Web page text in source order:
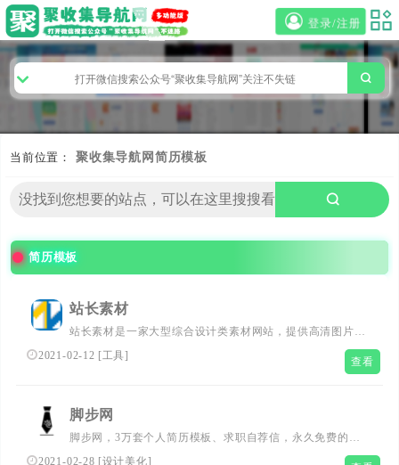
登录/注册
当前位置： 聚收集导航网 简历模板
简历模板
站长素材
站长素材是一家大型综合设计类素材网站，提供高清图片素
材、PSD素材、PPT模板、网页模板、脚本素材、简历模
板、QQ表情、矢量素材、3D素材、酷站欣赏、Flash动画等
2021-02-12 [工具] 查看
脚步网
脚步网，3万套个人简历模板、求职自荐信，永久免费的在
线简历制作平台；提供了一万多套个人word简历模板可以
2021-02-28 [设计美化]